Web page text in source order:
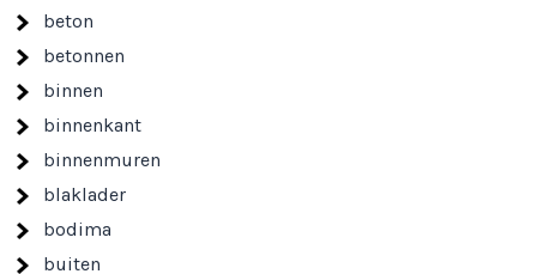
beton
betonnen
binnen
binnenkant
binnenmuren
blaklader
bodima
buiten